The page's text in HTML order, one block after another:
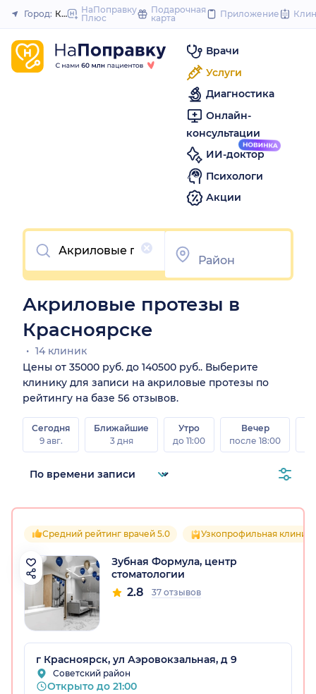
to
Закрыть
Город: КрасноярскНаПоправку
Плюс
Подарочная
карта
Приложение
Врачи
Услуги
Диагностика
Онлайн-
консультации
ИИ-доктор
Психологи
Акции
Очистить
Акриловые протезы в
Красноярске
14 клиник
Цены от 35000 руб. до 140500 руб.. Выберите
клинику для записи на акриловые протезы по
рейтингу на базе 56 отзывов.
Сегодня
9 авг.
Ближайшие
3 дня
Утро
до 11:00
Вечер
после 18:00
Средний рейтинг врачей 5.0 Узкопрофильная клиника
Зубная Формула, центр
стоматологии
2.8 37 отзывов
г Красноярск, ул Аэровокзальная, д 9
Советский район
Открыто до 21:00